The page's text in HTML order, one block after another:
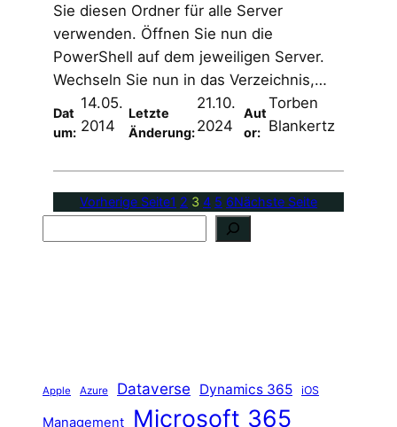
Sie diesen Ordner für alle Server
verwenden. Öffnen Sie nun die
PowerShell auf dem jeweiligen Server.
Wechseln Sie nun in das Verzeichnis,…
Dat
um:
14.05.
2014
Letzte
Änderung:
21.10.
2024
Aut
or:
Torben
Blankertz
Vorherige Seite1 2 3 4 5 6Nächste Seite
Apple Azure Dataverse Dynamics 365 iOS
Management Microsoft 365